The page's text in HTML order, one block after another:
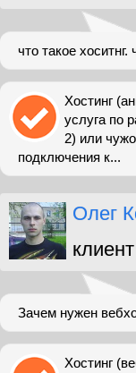
что такое хоситнг.
Хостинг
услуга по
2) или
подключения к...
Олег
Зачем нужен
Хостинг